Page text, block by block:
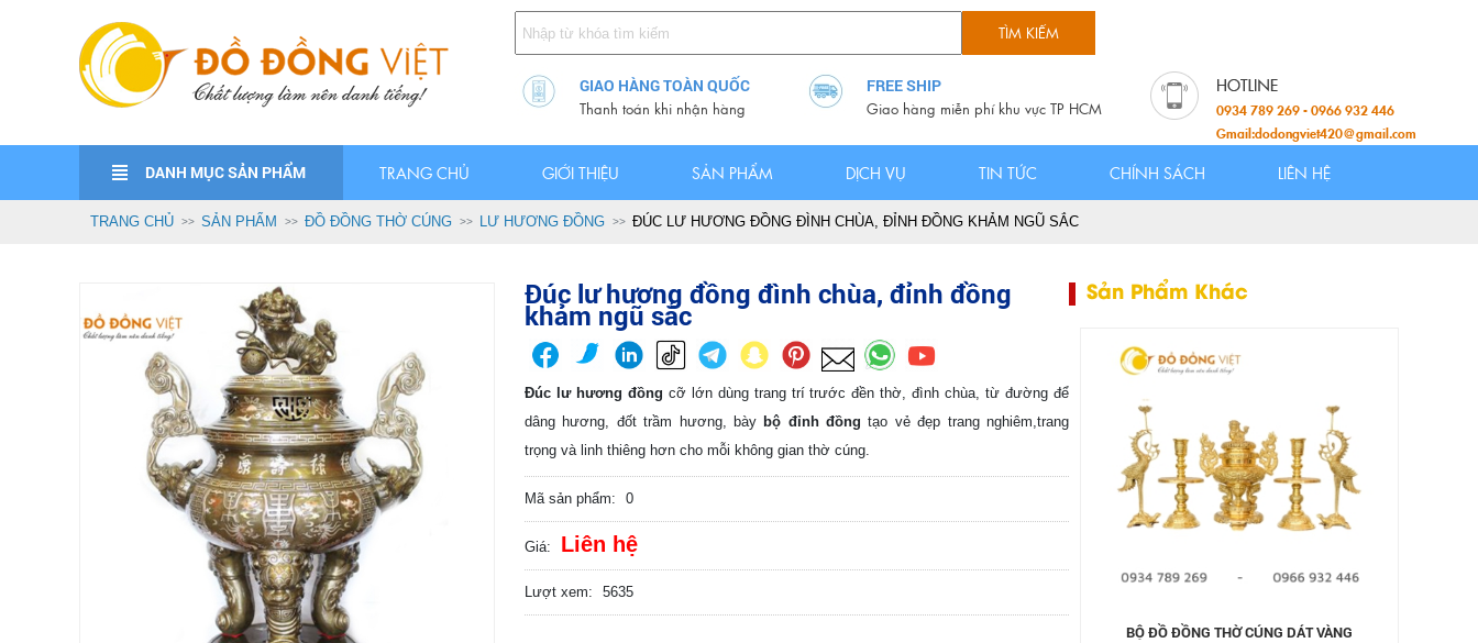
GIAO HÀNG TOÀN QUỐC
Thanh toán khi nhận hàng
FREE SHIP
Giao hàng miễn phí khu vực TP HCM
0934 789 269 - 0966 932 446
Gmail:dodongviet420@gmail.com
DANH MỤC SẢN PHẨM TRANG CHỦ GIỚI THIỆU SẢN PHẨM DỊCH VỤ TIN TỨC CHÍNH SÁCH LIÊN HỆ
TRANG CHỦ SẢN PHẨM ĐỒ ĐỒNG THỜ CÚNG LƯ HƯƠNG ĐỒNG ĐÚC LƯ HƯƠNG ĐỒNG ĐÌNH CHÙA, ĐỈNH ĐỒNG KHẢM NGŨ SẮC
Đúc lư hương đồng đình chùa, đỉnh đồng
khảm ngũ sắc
Đúc lư hương đồng cỡ lớn dùng trang trí trước đền thờ, đình chùa, từ đường để
dâng hương, đốt trầm hương, bày bộ đỉnh đồng tạo vẻ đẹp trang nghiêm,trang
trọng và linh thiêng hơn cho mỗi không gian thờ cúng.
Mã sản phẩm: 0
Giá: Liên hệ
Lượt xem: 5635
Sản Phẩm Khác
BỘ ĐỒ ĐỒNG THỜ CÚNG DÁT VÀNG